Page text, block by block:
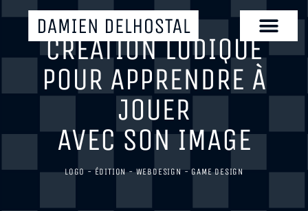
CRÉATION LUDIQUE
POUR APPRENDRE À
JOUER
AVEC SON IMAGE
LOGO - ÉDITION - WEBDESIGN - GAME DESIGN